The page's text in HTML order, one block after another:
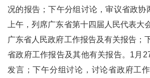
况的报告；下午分组讨论，审议省政协
上午，列席广东省第十四届人民代表大
广东省人民政府工作报告及有关报告；
省政府工作报告及其他有关报告。1月
发言；下午分组讨论，讨论省政府工